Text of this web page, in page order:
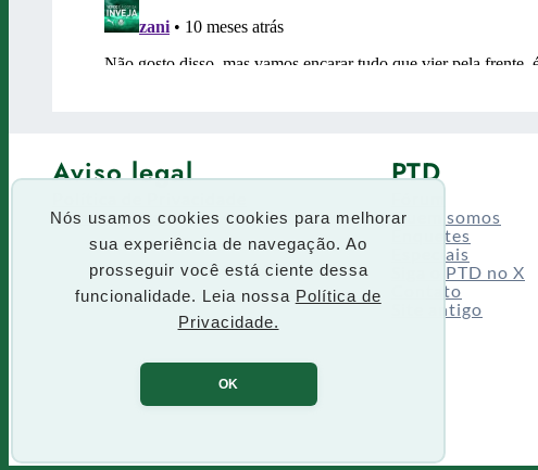
Nós usamos cookies cookies para melhorar
sua experiência de navegação. Ao
prosseguir você está ciente dessa
funcionalidade. Leia nossa Política de
Privacidade.
OK
Aviso legal
Termos de uso
PTD
Quem somos
Enquetes
Especiais
Siga o PTD no X
Contato
Site antigo